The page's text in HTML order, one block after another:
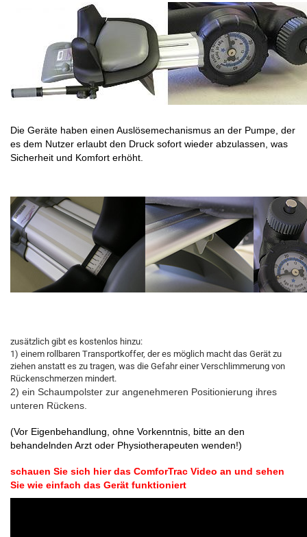
Die Geräte haben einen Auslösemechanismus an der Pumpe, der
es dem Nutzer erlaubt den Druck sofort wieder abzulassen, was
Sicherheit und Komfort erhöht.
zusätzlich gibt es kostenlos hinzu:
1) einem rollbaren Transportkoffer, der es möglich macht das Gerät zu
ziehen anstatt es zu tragen, was die Gefahr einer Verschlimmerung von
Rückenschmerzen mindert.
2) ein Schaumpolster zur angenehmeren Positionierung ihres
unteren Rückens.
(Vor Eigenbehandlung, ohne Vorkenntnis, bitte an den
behandelnden Arzt oder Physiotherapeuten wenden!)
schauen Sie sich hier das ComforTrac Video an und sehen
Sie wie einfach das Gerät funktioniert